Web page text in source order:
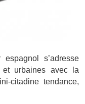
s’adresse
et urbaines avec la
citadine tendance,